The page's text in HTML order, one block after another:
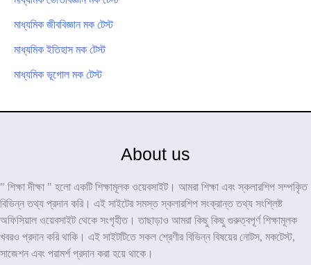
মাধ্যমিক জীববিজ্ঞান মক টেস্ট
মাধ্যমিক ইতিহাস মক টেস্ট
মাধ্যমিক ভূগোল মক টেস্ট
About us
" শিক্ষা দীক্ষা " হলো একটি শিক্ষামূলক ওয়েবসাইট। আমরা শিক্ষা এবং স্কলারশিপ সম্পকৃিত
বিভিন্ন তথ্য প্রদান করি। এই সাইটের সমস্ত স্কলারশিপ সংক্রান্ত তথ্য সংশ্লিষ্ট
অফিসিয়াল ওয়েবসাইট থেকে সংগৃহীত। তাছাড়াও আমরা কিছু কিছু গুরুত্বপূর্ণ শিক্ষামূলক
খবরও প্রদান করি থাকি। এই সাইটটিতে সকল শ্রেণীর বিভিন্ন বিষয়ের নোটস, মকটেস্ট,
সাজেশন এবং পরামর্শ প্রদান করা হয়ে থাকে।